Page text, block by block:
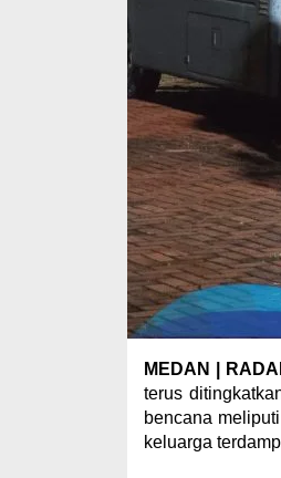
MEDAN |
terus
bencana
keluarga